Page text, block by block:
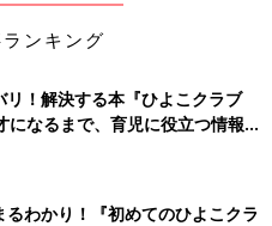
ンキング
リ！解決する本『ひよこクラブ
なるまで、育児に役立つ情報が
わかり！『初めてのひよこクラ